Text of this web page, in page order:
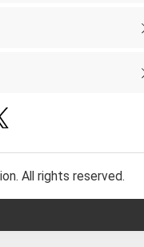
All rights reserved.